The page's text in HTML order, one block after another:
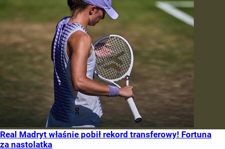
Real Madryt właśnie pobił rekord transferowy! Fortuna
za nastolatka